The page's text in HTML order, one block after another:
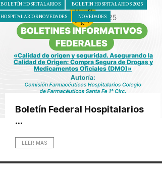
BOLETÍN HOSPITALARIOS
BOLETIN HOSPITALARIOS 2025
HOSPITALARIOS NOVEDADES
NOVEDADES
Boletín Federal Hospitalarios
...
LEER MAS